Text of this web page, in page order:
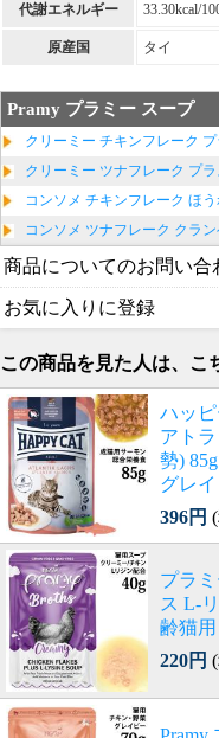
代謝エネルギー 33.30kcal/
原産国 タイ
Pramy プラミー スープ
クリーミー チキンフレーク
クリーミー ツナフレーク プ
コンソメ チキンフレーク ほ
コンソメ ツナフレーク クラ
商品についてのお問い合
お気に入りに登録
この商品を見た人は、こ
ハッ
アト
勢)
グレ
396円
プラ
ス L-
齢猫
220円